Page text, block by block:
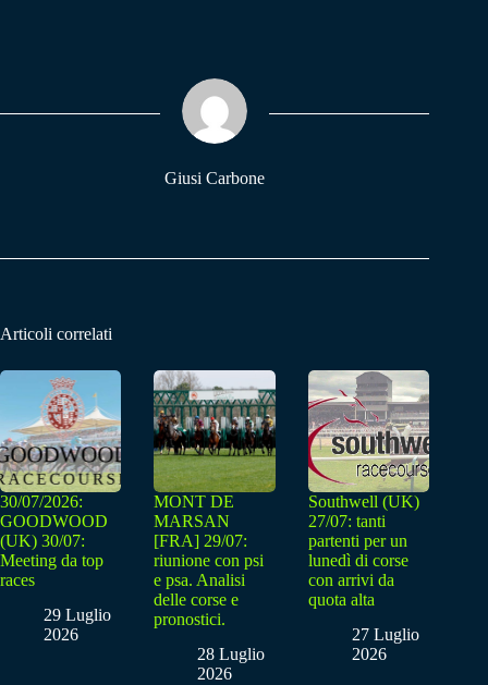
pp m
Giusi Carbone
Articoli correlati
30/07/2026:
GOODWOOD
(UK) 30/07:
Meeting da top
races
29 Luglio
2026
MONT DE
MARSAN
[FRA] 29/07:
riunione con psi
e psa. Analisi
delle corse e
pronostici.
28 Luglio
2026
Southwell (UK)
27/07: tanti
partenti per un
lunedì di corse
con arrivi da
quota alta
27 Luglio
2026